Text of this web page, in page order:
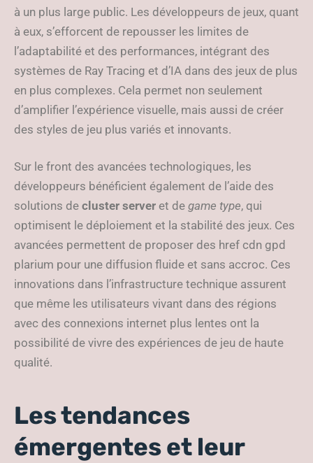
à un plus large public. Les développeurs de jeux, quant
à eux, s’efforcent de repousser les limites de
l’adaptabilité et des performances, intégrant des
systèmes de Ray Tracing et d’IA dans des jeux de plus
en plus complexes. Cela permet non seulement
d’amplifier l’expérience visuelle, mais aussi de créer
des styles de jeu plus variés et innovants.
Sur le front des avancées technologiques, les
développeurs bénéficient également de l’aide des
solutions de cluster server et de game type, qui
optimisent le déploiement et la stabilité des jeux. Ces
avancées permettent de proposer des href cdn gpd
plarium pour une diffusion fluide et sans accroc. Ces
innovations dans l’infrastructure technique assurent
que même les utilisateurs vivant dans des régions
avec des connexions internet plus lentes ont la
possibilité de vivre des expériences de jeu de haute
qualité.
Les tendances
émergentes et leur